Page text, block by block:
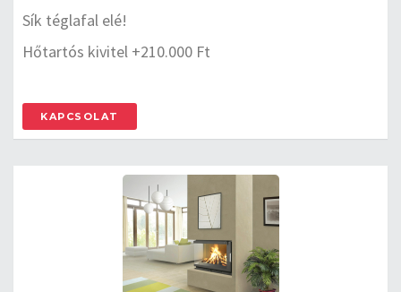
Sík téglafal elé!
Hőtartós kivitel +210.000 Ft
KAPCSOLAT